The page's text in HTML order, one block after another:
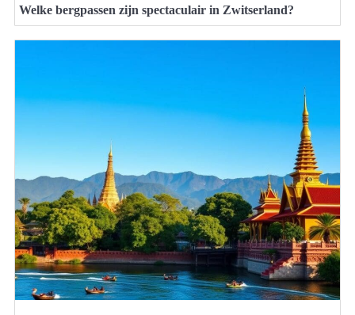
Welke bergpassen zijn spectaculair in Zwitserland?